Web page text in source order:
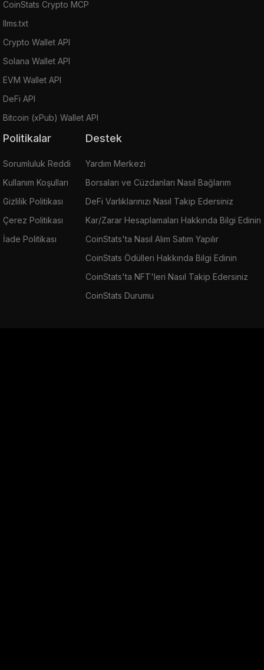
CoinStats Crypto MCP
llms.txt
Crypto Wallet API
Solana Wallet API
EVM Wallet API
DeFi API
Bitcoin (xPub) Wallet API
Politikalar
Sorumluluk Reddi
Kullanım Koşulları
Gizlilik Politikası
Çerez Politikası
İade Politikası
Destek
Yardım Merkezi
Borsaları ve Cüzdanları Nasıl Bağlarım
DeFi Varlıklarınızı Nasıl Takip Edersiniz
Kar/Zarar Hesaplamaları Hakkında Bilgi Edinin
CoinStats'ta Nasıl Alım Satım Yapılır
CoinStats Ödülleri Hakkında Bilgi Edinin
CoinStats'ta NFT'leri Nasıl Takip Edersiniz
CoinStats Durumu